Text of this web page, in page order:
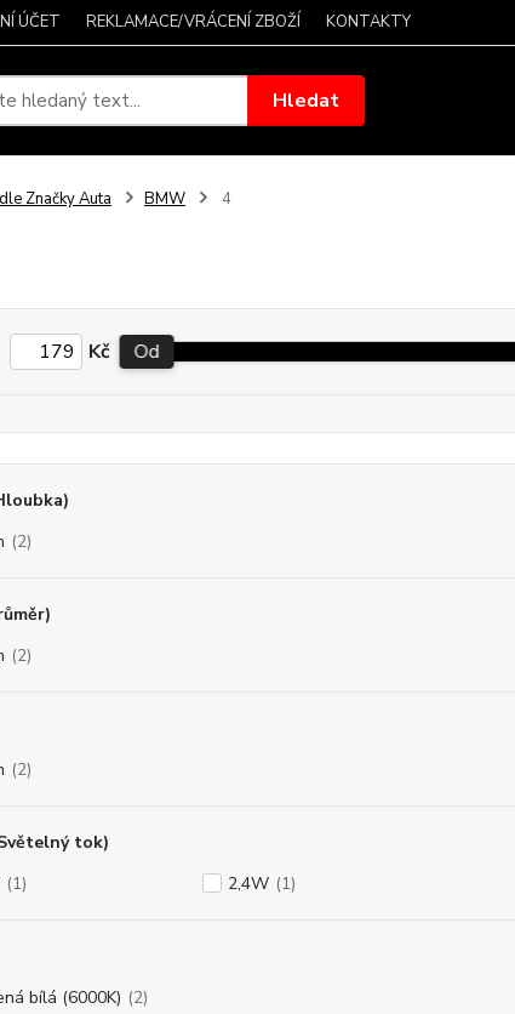
ÚČET REKLAMACE/VRÁCENÍ ZBOŽÍ KONTAKTY
Hledat
Značky Auta BMW 4
Kč Od
(2)
(2)
(2)
tok)
(1) 2,4W (1)
bílá (6000K) (2)